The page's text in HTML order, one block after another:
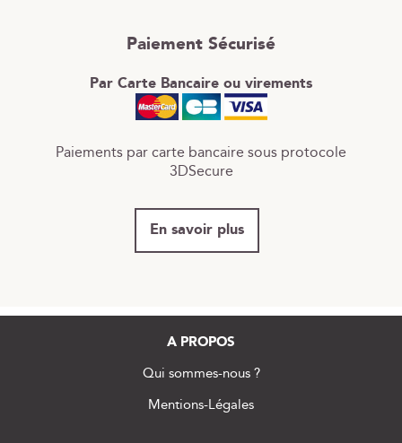
Paiement Sécurisé
Par Carte Bancaire ou virements
Paiements par carte bancaire sous protocole
3DSecure
En savoir plus
A PROPOS
Qui sommes-nous ?
Mentions-Légales